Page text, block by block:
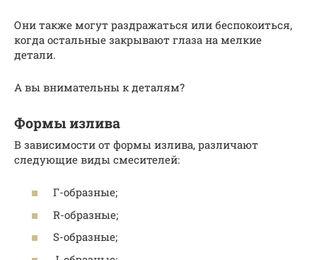
Они также могут раздражаться или беспокоиться,
когда остальные закрывают глаза на мелкие
детали.
А вы внимательны к деталям?
Формы излива
В зависимости от формы излива, различают
следующие виды смесителей:
Г-образные;
R-образные;
S-образные;